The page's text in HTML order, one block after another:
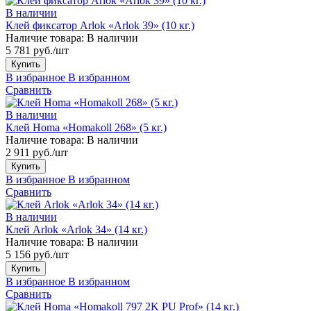
В наличии
Клей фиксатор Arlok «Arlok 39» (10 кг.)
Наличие товара: В наличии
5 781 руб./шт
Купить
В избранное В избранном
Сравнить
В наличии
Клей Homa «Homakoll 268» (5 кг.)
Наличие товара: В наличии
2 911 руб./шт
Купить
В избранное В избранном
Сравнить
В наличии
Клей Arlok «Arlok 34» (14 кг.)
Наличие товара: В наличии
5 156 руб./шт
Купить
В избранное В избранном
Сравнить